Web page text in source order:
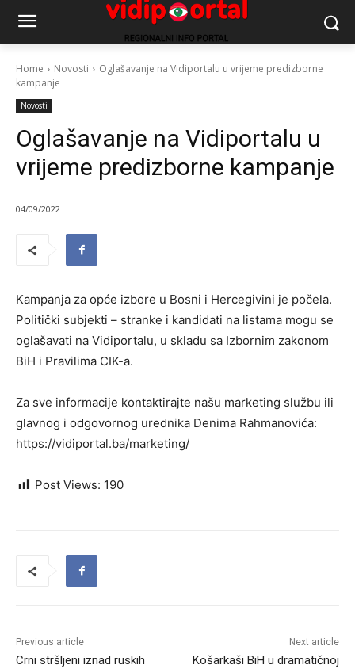
Home Novosti
Oglašavanje na Vidiportalu u vrijeme predizborne
kampanje
Novosti
Oglašavanje na Vidiportalu u
vrijeme predizborne kampanje
04/09/2022
Kampanja za opće izbore u Bosni i Hercegivini je počela.
Politički subjekti – stranke i kandidati na listama mogu se
oglašavati na Vidiportalu, u skladu sa Izbornim zakonom
BiH i Pravilima CIK-a.
Za sve informacije kontaktirajte našu marketing službu ili
glavnog i odgovornog urednika Denima Rahmanovića:
https://vidiportal.ba/marketing/
Post Views: 190
Previous article
Crni stršljeni iznad ruskih
Next article
Košarkaši BiH u dramatičnoj